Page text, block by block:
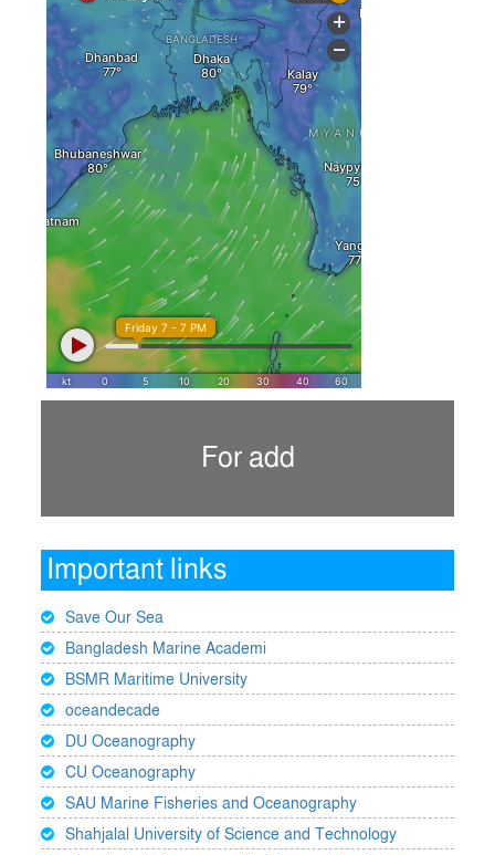
For add
Important links
Save Our Sea
Bangladesh Marine Academi
BSMR Maritime University
oceandecade
DU Oceanography
CU Oceanography
SAU Marine Fisheries and Oceanography
Shahjalal University of Science and Technology